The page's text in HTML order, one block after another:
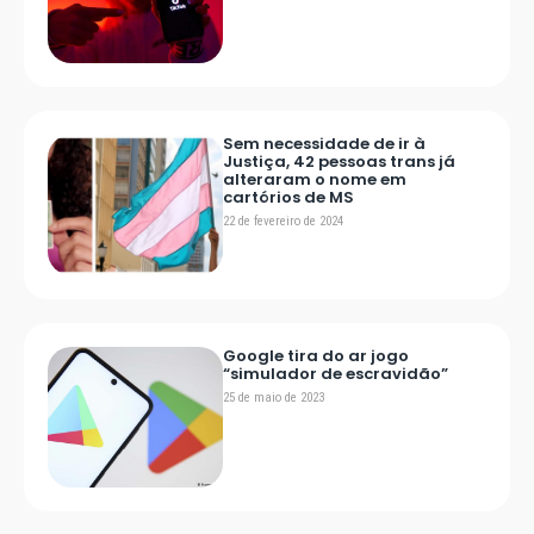
Sem necessidade de ir à
Justiça, 42 pessoas trans já
alteraram o nome em
cartórios de MS
22 de fevereiro de 2024
Google tira do ar jogo
“simulador de escravidão”
25 de maio de 2023